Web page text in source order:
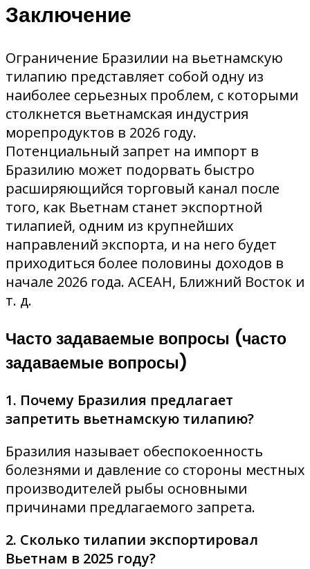
Заключение
Ограничение Бразилии на вьетнамскую
тилапию представляет собой одну из
наиболее серьезных проблем, с которыми
столкнется вьетнамская индустрия
морепродуктов в 2026 году.
Потенциальный запрет на импорт в
Бразилию может подорвать быстро
расширяющийся торговый канал после
того, как Вьетнам станет экспортной
тилапией, одним из крупнейших
направлений экспорта, и на него будет
приходиться более половины доходов в
начале 2026 года. АСЕАН, Ближний Восток и
т. д.
Часто задаваемые вопросы (часто
задаваемые вопросы)
1. Почему Бразилия предлагает
запретить вьетнамскую тилапию?
Бразилия называет обеспокоенность
болезнями и давление со стороны местных
производителей рыбы основными
причинами предлагаемого запрета.
2. Сколько тилапии экспортировал
Вьетнам в 2025 году?